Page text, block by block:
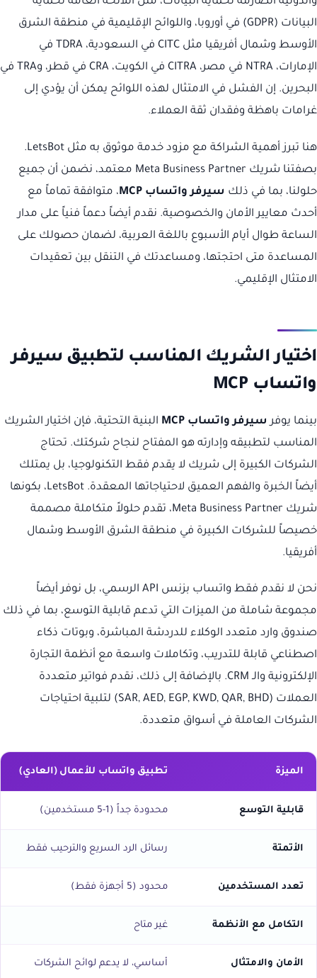
البيانات (GDPR) في أوروبا، واللوائح الإقليمية في منطقة الشرق
الأوسط وشمال أفريقيا مثل CITC في السعودية، TDRA في
الإمارات، NTRA في مصر، CITRA في الكويت، CRA في قطر، وTRA في
البحرين. إن الفشل في الامتثال لهذه اللوائح يمكن أن يؤدي إلى
غرامات باهظة وفقدان ثقة العملاء.
هنا تبرز أهمية الشراكة مع مزود خدمة موثوق به مثل LetsBot.
بصفتنا شريك Meta Business Partner معتمد، نضمن أن جميع
حلولنا، بما في ذلك سيرفر واتساب MCP
، متوافقة تماماً مع
أحدث معايير الأمان والخصوصية. نقدم أيضاً دعماً فنياً على مدار
الساعة طوال أيام الأسبوع باللغة العربية، لضمان حصولك على
المساعدة متى احتجتها، ومساعدتك في التنقل بين تعقيدات
الامتثال الإقليمي.
اختيار الشريك المناسب لتطبيق سيرفر
واتساب MCP
بينما يوفر سيرفر واتساب MCP
البنية التحتية، فإن اختيار الشريك
المناسب لتطبيقه وإدارته هو المفتاح لنجاح شركتك. تحتاج
الشركات الكبيرة إلى شريك لا يقدم فقط التكنولوجيا، بل يمتلك
أيضاً الخبرة والفهم العميق لاحتياجاتها المعقدة. LetsBot، بكونها
شريك Meta Business Partner، تقدم حلولاً متكاملة مصممة
خصيصاً للشركات الكبيرة في منطقة الشرق الأوسط وشمال
أفريقيا.
نحن لا نقدم فقط واتساب بزنس API الرسمي، بل نوفر أيضاً
مجموعة شاملة من الميزات التي تدعم قابلية التوسع، بما في ذلك
صندوق وارد متعدد الوكلاء للدردشة المباشرة، وبوتات ذكاء
اصطناعي قابلة للتدريب، وتكاملات واسعة مع أنظمة التجارة
الإلكترونية والـ CRM. بالإضافة إلى ذلك، نقدم فواتير متعددة
العملات (SAR, AED, EGP, KWD, QAR, BHD) لتلبية احتياجات
الشركات العاملة في أسواق متعددة.
الميزة تطبيق واتساب للأعمال (العادي)
قابلية التوسع محدودة جداً (1-5 مستخدمين)
الأتمتة رسائل الرد السريع والترحيب فقط
تعدد المستخدمين محدود (5 أجهزة فقط)
التكامل مع الأنظمة غير متاح
الأمان والامتثال أساسي، لا يدعم لوائح الشركات